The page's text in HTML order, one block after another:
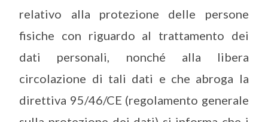
relativo alla protezione delle persone
fisiche con riguardo al trattamento dei
dati personali, nonché alla libera
circolazione di tali dati e che abroga la
direttiva 95/46/CE (regolamento generale